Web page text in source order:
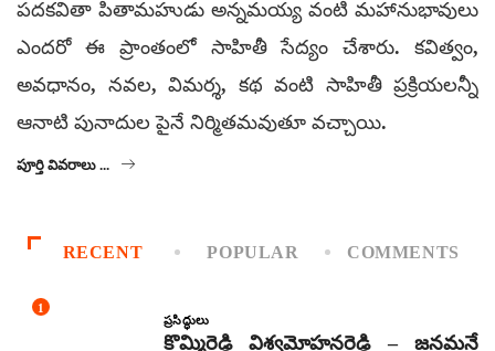
పదకవితా పితామహుడు అన్నమయ్య వంటి మహానుభావులు
ఎందరో ఈ ప్రాంతంలో సాహితీ సేద్యం చేశారు. కవిత్వం,
అవధానం, నవల, విమర్శ, కథ వంటి సాహితీ ప్రక్రియలన్నీ
ఆనాటి పునాదుల పైనే నిర్మితమవుతూ వచ్చాయి.
పూర్తి వివరాలు ...
RECENT POPULAR COMMENTS
1
ప్రసిద్ధులు
కొమ్మిరెడ్డి విశ్వమోహనరెడ్డి – జనమనే